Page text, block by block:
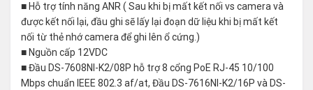
■ Hỗ trợ tính năng ANR ( Sau khi bị mất kết nối vs camera và
được kết nối lại, đầu ghi sẽ lấy lại đoạn dữ liệu khi bị mất kết
nối từ thẻ nhớ camera để ghi lên ổ cứng.)
■ Nguồn cấp 12VDC
■ Đầu DS-7608NI-K2/08P hỗ trợ 8 cổng PoE RJ-45 10/100
Mbps chuẩn IEEE 802.3 af/at, Đầu DS-7616NI-K2/16P và DS-